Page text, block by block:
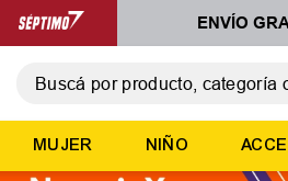
ENVÍO
TÉRMINOS MÁS
MUJER NIÑO